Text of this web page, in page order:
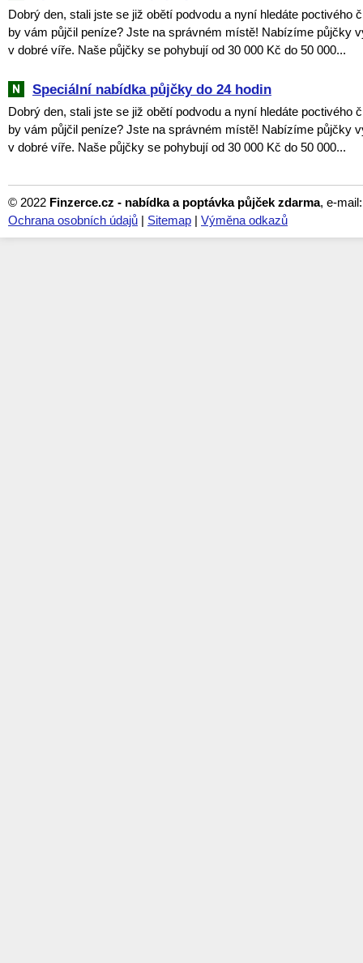
Dobrý den, stali jste se již obětí podvodu a nyní hledáte poctivého
by vám půjčil peníze? Jste na správném místě! Nabízíme půjčky
v dobré víře. Naše půjčky se pohybují od 30 000 Kč do 50 000...
Speciální nabídka půjčky do 24 hodin
Dobrý den, stali jste se již obětí podvodu a nyní hledáte poctivého
by vám půjčil peníze? Jste na správném místě! Nabízíme půjčky
v dobré víře. Naše půjčky se pohybují od 30 000 Kč do 50 000...
© 2022 Finzerce.cz - nabídka a poptávka půjček zdarma, e-
Ochrana osobních údajů | Sitemap | Výměna odkazů